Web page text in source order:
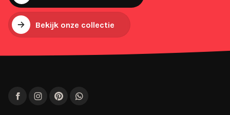
Bekijk onze collectie
FacebookInstagram
PinterestWhatsApp